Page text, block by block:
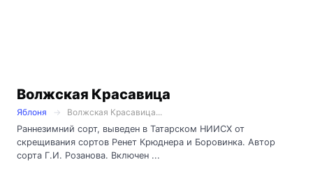
Волжская Красавица
Яблоня
Волжская Красавица...
Раннезимний сорт, выведен в Татарском НИИСХ от
скрещивания сортов Ренет Крюднера и Боровинка. Автор
сорта Г.И. Розанова. Включен ...